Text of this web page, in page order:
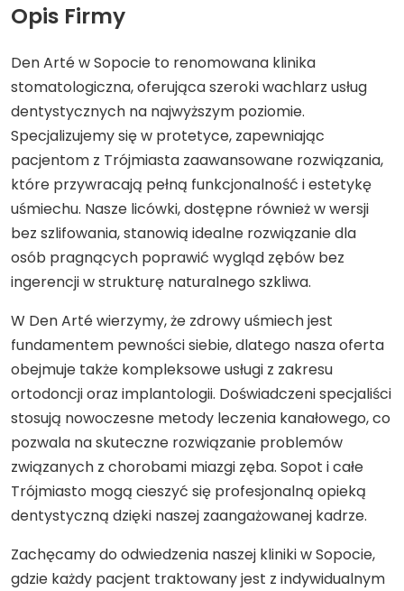
Opis Firmy
Den Arté w Sopocie to renomowana klinika
stomatologiczna, oferująca szeroki wachlarz usług
dentystycznych na najwyższym poziomie.
Specjalizujemy się w protetyce, zapewniając
pacjentom z Trójmiasta zaawansowane rozwiązania,
które przywracają pełną funkcjonalność i estetykę
uśmiechu. Nasze licówki, dostępne również w wersji
bez szlifowania, stanowią idealne rozwiązanie dla
osób pragnących poprawić wygląd zębów bez
ingerencji w strukturę naturalnego szkliwa.
W Den Arté wierzymy, że zdrowy uśmiech jest
fundamentem pewności siebie, dlatego nasza oferta
obejmuje także kompleksowe usługi z zakresu
ortodoncji oraz implantologii. Doświadczeni specjaliści
stosują nowoczesne metody leczenia kanałowego, co
pozwala na skuteczne rozwiązanie problemów
związanych z chorobami miazgi zęba. Sopot i całe
Trójmiasto mogą cieszyć się profesjonalną opieką
dentystyczną dzięki naszej zaangażowanej kadrze.
Zachęcamy do odwiedzenia naszej kliniki w Sopocie,
gdzie każdy pacjent traktowany jest z indywidualnym